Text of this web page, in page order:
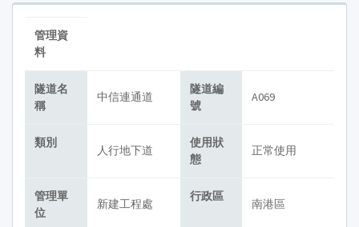
管理資
料
隧道名
稱
中信連通道
隧道編
號
A069
類別
人行地下道
使用狀
態
正常使用
管理單
位
新建工程處
行政區
南港區